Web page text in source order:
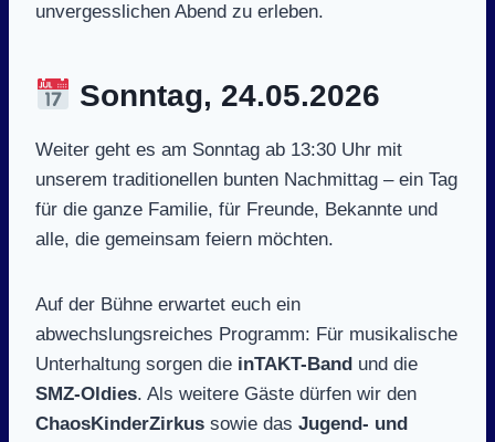
unvergesslichen Abend zu erleben.
Sonntag, 24.05.2026
Weiter geht es am Sonntag ab 13:30 Uhr mit
unserem traditionellen bunten Nachmittag – ein Tag
für die ganze Familie, für Freunde, Bekannte und
alle, die gemeinsam feiern möchten.
Auf der Bühne erwartet euch ein
abwechslungsreiches Programm: Für musikalische
Unterhaltung sorgen die inTAKT-Band und die
SMZ-Oldies. Als weitere Gäste dürfen wir den
ChaosKinderZirkus sowie das Jugend- und